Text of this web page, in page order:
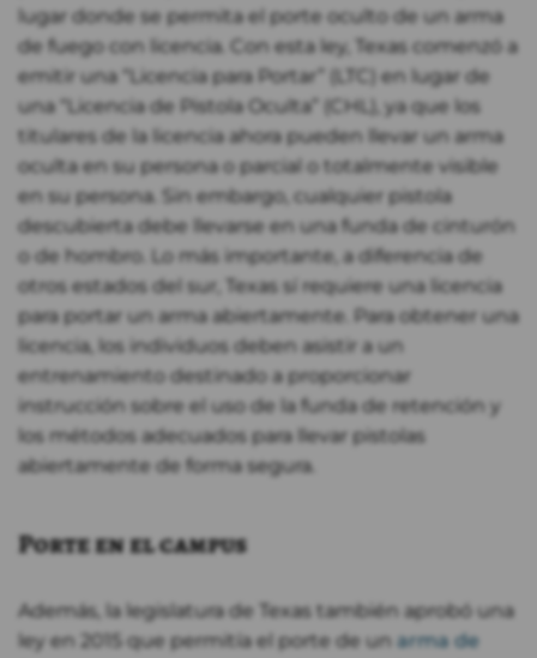
lugar donde se permita el porte oculto de un arma
de fuego con licencia. Con esta ley, Texas comenzó a
emitir una “Licencia para Portar” (LTC) en lugar de
una “Licencia de Pistola Oculta” (CHL), ya que los
titulares de la licencia ahora pueden llevar un arma
oculta en su persona o parcial o totalmente visible
en su persona. Sin embargo, cualquier pistola
descubierta debe llevarse en una funda de cinturón
o de hombro. Lo más importante, a diferencia de
otros estados del sur, Texas sí requiere una licencia
para portar un arma abiertamente. Para obtener una
licencia, los individuos deben asistir a un
entrenamiento destinado a proporcionar
instrucción sobre el uso de la funda de retención y
los métodos adecuados para llevar pistolas
abiertamente de forma segura.
Porte en el campus
Además, la legislatura de Texas también aprobó una
ley en 2015 que permitía el porte de un arma de